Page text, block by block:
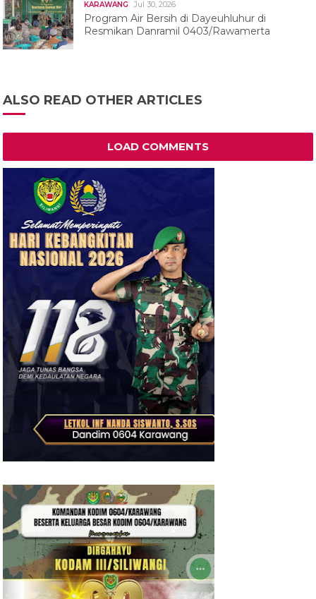
KARAWANG Jul 30, 2026
Program Air Bersih di Dayeuhluhur di
Resmikan Danramil 0403/Rawamerta
ALSO READ OTHER ARTICLES
LOAD COMMENTS